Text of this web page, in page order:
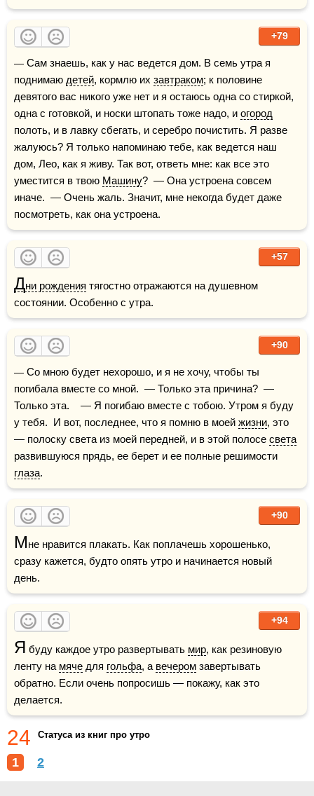
+79
— Сам знаешь, как у нас ведется дом. В семь утра я
поднимаю детей, кормлю их завтраком; к половине
девятого вас никого уже нет и я остаюсь одна со стиркой,
одна с готовкой, и носки штопать тоже надо, и огород
полоть, и в лавку сбегать, и серебро почистить. Я разве
жалуюсь? Я только напоминаю тебе, как ведется наш
дом, Лео, как я живу. Так вот, ответь мне: как все это
уместится в твою Машину?  — Она устроена совсем
иначе.  — Очень жаль. Значит, мне некогда будет даже
посмотреть, как она устроена.
+57
Дни рождения тягостно отражаются на душевном
состоянии. Особенно с утра.
+90
— Со мною будет нехорошо, и я не хочу, чтобы ты
погибала вместе со мной.  — Только эта причина?  —
Только эта.    — Я погибаю вместе с тобою. Утром я буду
у тебя.  И вот, последнее, что я помню в моей жизни, это
— полоску света из моей передней, и в этой полосе света
глаза.
+90
Мне нравится плакать. Как поплачешь хорошенько,
сразу кажется, будто опять утро и начинается новый
день.
+94
Я буду каждое утро развертывать мир, как резиновую
ленту на мяче для гольфа, а вечером завертывать
обратно. Если очень попросишь — покажу, как это
делается.
24 Статуса из книг про утро
1 2